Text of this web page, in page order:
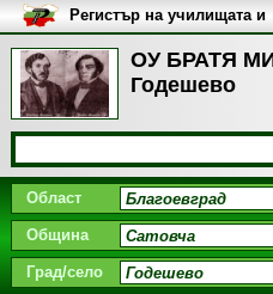
ОУ БРАТЯ
Годешево
Регистър на училищата и
университетите в
Област
Община
Град/село